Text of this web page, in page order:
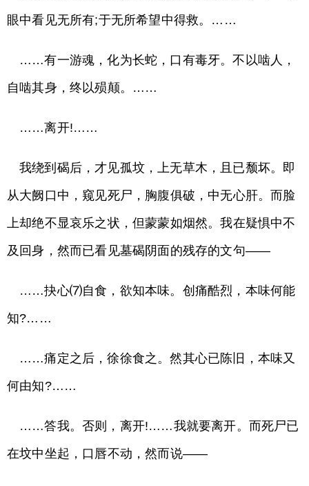
眼中看见无所有;于无所希望中得救。……
……有一游魂，化为长蛇，口有毒牙。不以啮人，
自啮其身，终以殒颠。……
……离开!……
我绕到碣后，才见孤坟，上无草木，且已颓坏。即
从大阙口中，窥见死尸，胸腹俱破，中无心肝。而脸
上却绝不显哀乐之状，但蒙蒙如烟然。我在疑惧中不
及回身，然而已看见墓碣阴面的残存的文句——
……抉心⑺自食，欲知本味。创痛酷烈，本味何能
知?……
……痛定之后，徐徐食之。然其心已陈旧，本味又
何由知?……
……答我。否则，离开!……我就要离开。而死尸已
在坟中坐起，口唇不动，然而说——